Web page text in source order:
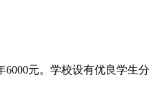
元。学校设有优良学生分